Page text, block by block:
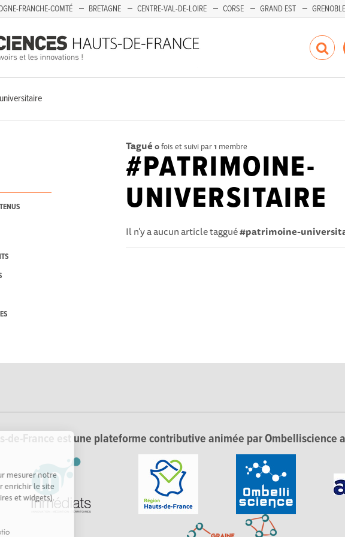
pour mesurer notre
enrichir le site
et widgets).
FRANCHE-COMTÉ BRETAGNE CENTRE-VAL-DE-LOIRE CORSE GRAND EST GRENOBLE
Tagué 0fois et suivi par1 membre
#PATRIMOINE-
UNIVERSITAIRE
Il n'y a aucun article taggué#patrimoine-
de-France est une plateforme contributive animée par